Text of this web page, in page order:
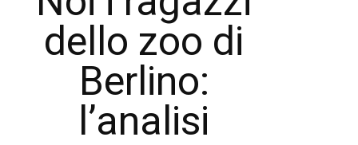
dello zoo di
Berlino:
l’analisi